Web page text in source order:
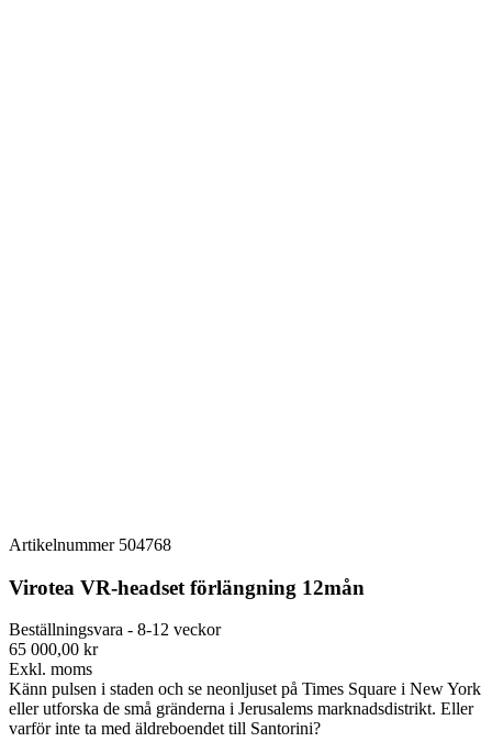
Artikelnummer 504768
Virotea VR-headset förlängning 12mån
Beställningsvara - 8-12 veckor
65 000,00 kr
Exkl. moms
Känn pulsen i staden och se neonljuset på Times Square i New York
eller utforska de små gränderna i Jerusalems marknadsdistrikt. Eller
varför inte ta med äldreboendet till Santorini?